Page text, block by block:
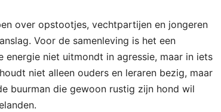
over opstootjes, vechtpartijen en jongeren
Voor de samenleving is het een
niet uitmondt in agressie, maar in iets
niet alleen ouders en leraren bezig, maar
buurman die gewoon rustig zijn hond wil